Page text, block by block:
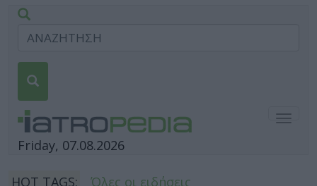
Friday, 07.08.2026
HOT TAGS:
Όλες οι ειδήσεις